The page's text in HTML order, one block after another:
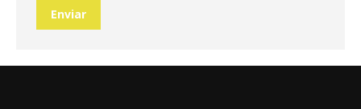
Enviar